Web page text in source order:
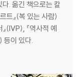
. 옮긴 책으로는 칼
트』(복 있는 사람)
(IVP), 『역사적 예
등이 있다.